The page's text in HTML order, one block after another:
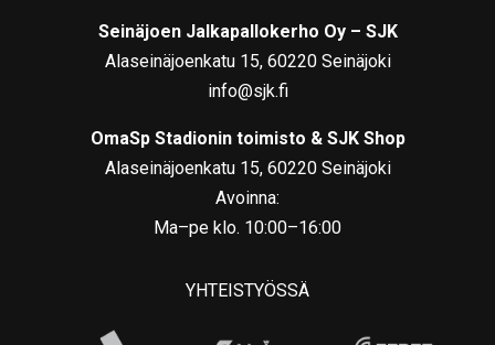
Seinäjoen Jalkapallokerho Oy – SJK
Alaseinäjoenkatu 15, 60220 Seinäjoki
info@sjk.fi
OmaSp Stadionin toimisto & SJK Shop
Alaseinäjoenkatu 15, 60220 Seinäjoki
Avoinna:
Ma–pe klo. 10:00–16:00
YHTEISTYÖSSÄ